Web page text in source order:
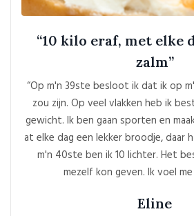
“10 kilo eraf, met elke
zalm”
“Op m'n 39ste besloot ik dat ik op
zou zijn. Op veel vlakken heb ik
gewicht. Ik ben gaan sporten en
at elke dag een lekker broodje, daar
m'n 40ste ben ik 10 lichter. Het
mezelf kon geven. Ik voel
Eline